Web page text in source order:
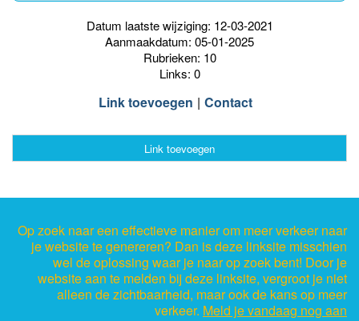
Datum laatste wijziging: 12-03-2021
Aanmaakdatum: 05-01-2025
Rubrieken: 10
Links: 0
Link toevoegen Contact
Link toevoegen
Op zoek naar een effectieve manier om meer verkeer naar
je website te genereren? Dan is deze linksite misschien
wel de oplossing waar je naar op zoek bent! Door je
website aan te melden bij deze linksite, vergroot je niet
alleen de zichtbaarheid, maar ook de kans op meer
verkeer. Meld je vandaag nog aan